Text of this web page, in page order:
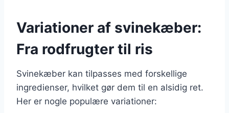
Variationer af svinekæber:
Fra rodfrugter til ris
Svinekæber kan tilpasses med forskellige
ingredienser, hvilket gør dem til en alsidig ret.
Her er nogle populære variationer: